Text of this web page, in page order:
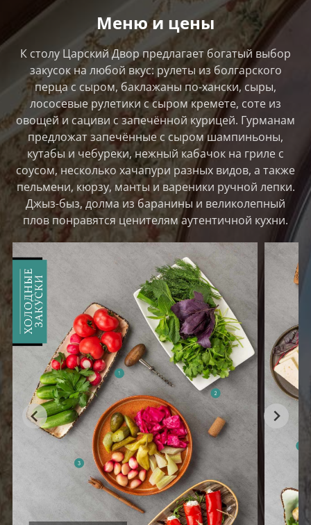
Меню и цены
К столу Царский Двор предлагает богатый выбор
закусок на любой вкус: рулеты из болгарского
перца с сыром, баклажаны по-хански, сыры,
лососевые рулетики с сыром кремете, соте из
овощей и сациви с запечённой курицей. Гурманам
предложат запечённые с сыром шампиньоны,
кутабы и чебуреки, нежный кабачок на гриле с
соусом, несколько хачапури разных видов, а также
пельмени, кюрзу, манты и вареники ручной лепки.
Джыз-быз, долма из баранины и великолепный
плов понравятся ценителям аутентичной кухни.